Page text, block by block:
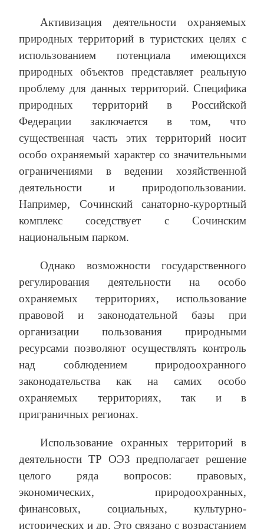
Активизация деятельности охраняемых
природных территорий в туристских целях с
использованием потенциала имеющихся
природных объектов представляет реальную
проблему для данных территорий. Специфика
природных территорий в Российской
Федерации заключается в том, что
существенная часть этих территорий носит
особо охраняемый характер со значительными
ограничениями в ведении хозяйственной
деятельности и природопользовании.
Например, Сочинский санаторно-курортный
комплекс соседствует с Сочинским
национальным парком.
Однако возможности государственного
регулирования деятельности на особо
охраняемых территориях, использование
правовой и законодательной базы при
организации пользования природными
ресурсами позволяют осуществлять контроль
над соблюдением природоохранного
законодательства как на самих особо
охраняемых территориях, так и в
приграничных регионах.
Использование охранных территорий в
деятельности ТР ОЭЗ предполагает решение
целого ряда вопросов: правовых,
экономических, природоохранных,
финансовых, социальных, культурно-
исторических и др. Это связано с возрастанием